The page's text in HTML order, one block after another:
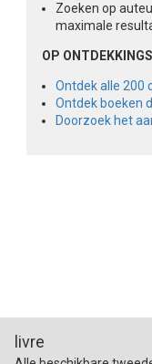
Zoeken op
maximale
OP
Ontdek alle 200
Ontdek boeken
Doorzoek het
livre